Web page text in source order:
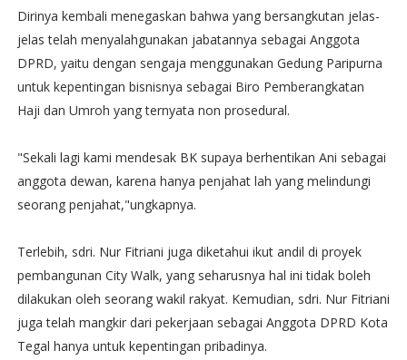
Dirinya kembali menegaskan bahwa yang bersangkutan jelas-
jelas telah menyalahgunakan jabatannya sebagai Anggota
DPRD, yaitu dengan sengaja menggunakan Gedung Paripurna
untuk kepentingan bisnisnya sebagai Biro Pemberangkatan
Haji dan Umroh yang ternyata non prosedural.
"Sekali lagi kami mendesak BK supaya berhentikan Ani sebagai
anggota dewan, karena hanya penjahat lah yang melindungi
seorang penjahat,"ungkapnya.
Terlebih, sdri. Nur Fitriani juga diketahui ikut andil di proyek
pembangunan City Walk, yang seharusnya hal ini tidak boleh
dilakukan oleh seorang wakil rakyat. Kemudian, sdri. Nur Fitriani
juga telah mangkir dari pekerjaan sebagai Anggota DPRD Kota
Tegal hanya untuk kepentingan pribadinya.